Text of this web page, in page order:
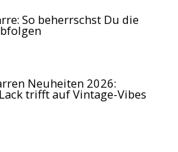
So beherrschst Du die
Neuheiten 2026:
trifft auf Vintage-Vibes